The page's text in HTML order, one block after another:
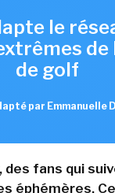
le
de
de golf
par Emmanuelle
des fans qui
éphémères.